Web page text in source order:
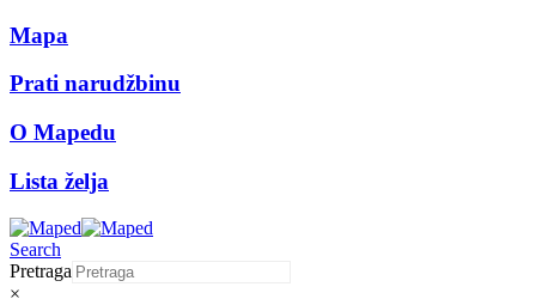
Mapa
Prati narudžbinu
O Mapedu
Lista želja
Search
Pretraga
×